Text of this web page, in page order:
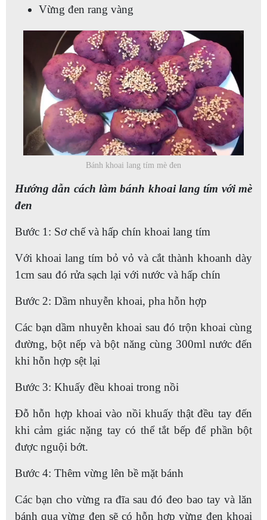
Vừng đen rang vàng
Bánh khoai lang tím mè đen
Hướng dẫn cách làm bánh khoai lang tím với mè
đen
Bước 1: Sơ chế và hấp chín khoai lang tím
Với khoai lang tím bỏ vỏ và cắt thành khoanh dày
1cm sau đó rửa sạch lại với nước và hấp chín
Bước 2: Dầm nhuyễn khoai, pha hỗn hợp
Các bạn dầm nhuyễn khoai sau đó trộn khoai cùng
đường, bột nếp và bột năng cùng 300ml nước đến
khi hỗn hợp sệt lại
Bước 3: Khuấy đều khoai trong nồi
Đỗ hỗn hợp khoai vào nồi khuấy thật đều tay đến
khi cảm giác nặng tay có thể tắt bếp để phần bột
được nguội bớt.
Bước 4: Thêm vừng lên bề mặt bánh
Các bạn cho vừng ra đĩa sau đó đeo bao tay và lăn
bánh qua vừng đen sẽ có hỗn hợp vừng đen khoai